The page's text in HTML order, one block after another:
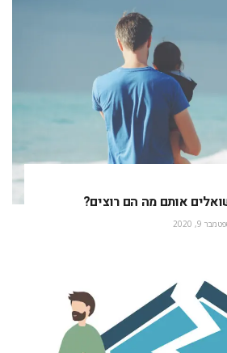
אותם מה הם רוצים?
9, 2020